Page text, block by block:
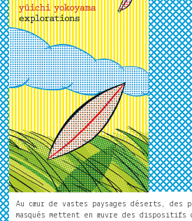
Au cœur de vastes paysages déserts, des
masqués mettent en œuvre des